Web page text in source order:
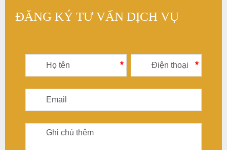
ĐĂNG KÝ TƯ VẤN DỊCH VỤ
* *